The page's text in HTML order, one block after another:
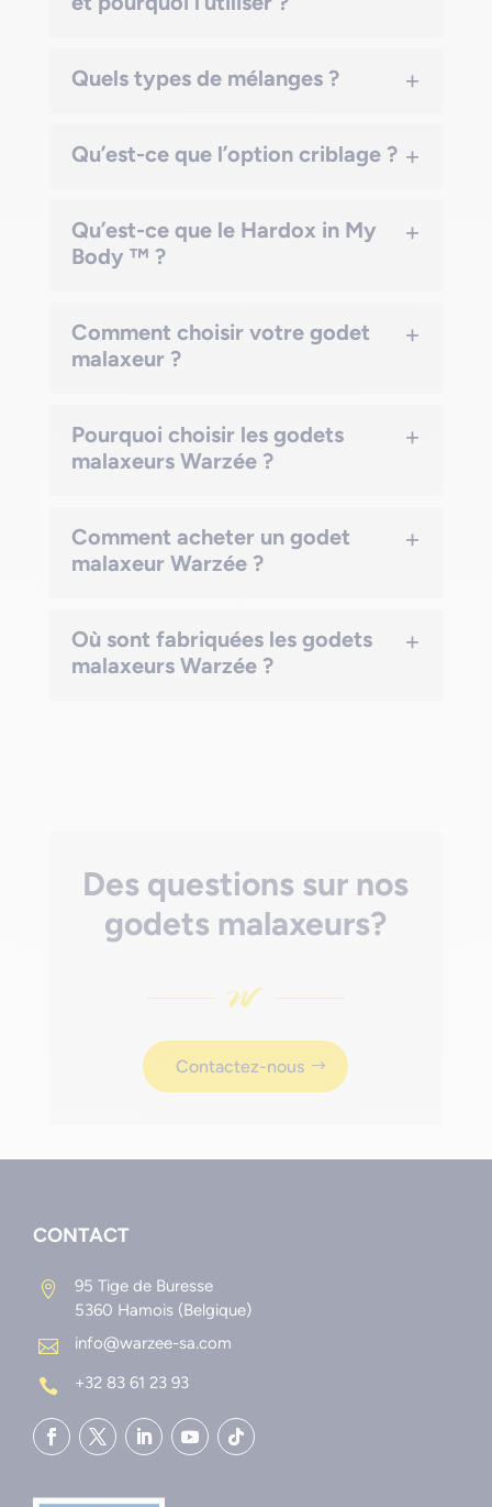
Quels types de mélanges ? +
Qu’est-ce que l’option criblage ? +
Qu’est-ce que le Hardox in My
Body ™ ?
+
Comment choisir votre godet
malaxeur ?
+
Pourquoi choisir les godets
malaxeurs Warzée ?
+
Comment acheter un godet
malaxeur Warzée ?
+
Où sont fabriquées les godets
malaxeurs Warzée ?
+
Des questions sur nos
godets malaxeurs?
Contactez-nous
CONTACT

95 Tige de Buresse
5360 Hamois (Belgique)

info@warzee-sa.com
 +32 83 61 23 93